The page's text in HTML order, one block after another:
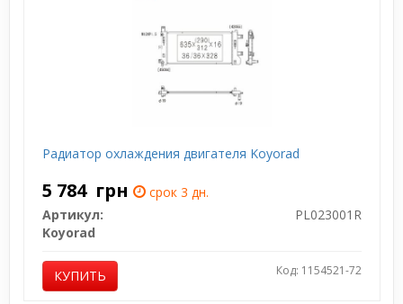
Радиатор охлаждения двигателя Koyorad
5 784 грн
срок 3 дн.
Артикул:
PL023001R
Koyorad
КУПИТЬ Код: 1154521-72